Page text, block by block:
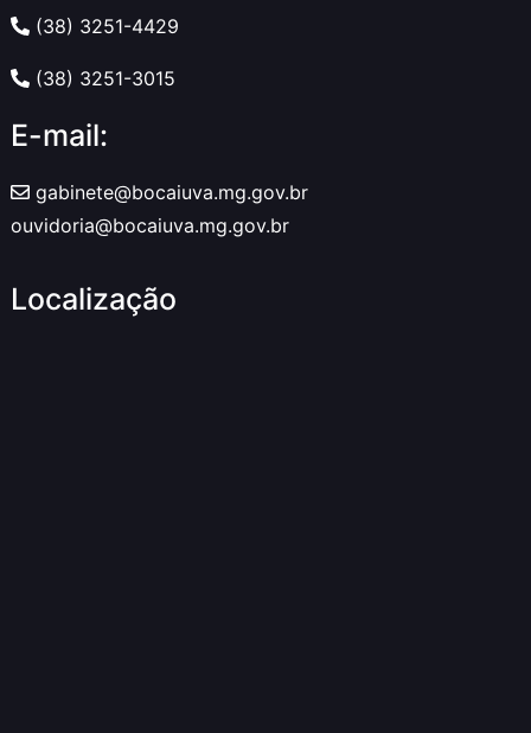
(38) 3251-4429
(38) 3251-3015
E-mail:
gabinete@bocaiuva.mg.gov.br
ouvidoria@bocaiuva.mg.gov.br
Localização